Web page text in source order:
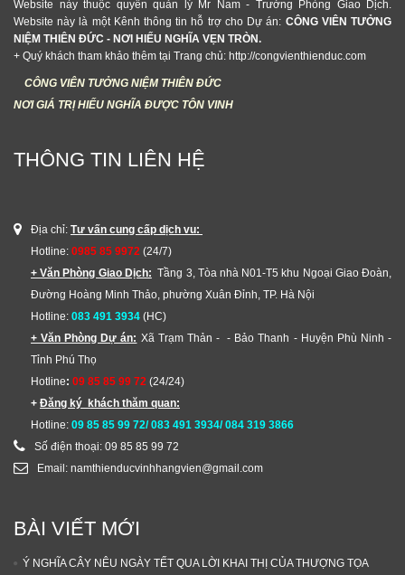
Website này thuộc quyền quản lý Mr Nam - Trưởng Phòng Giao Dịch.
Website này là một Kênh thông tin hỗ trợ cho Dự án: CÔNG VIÊN TƯỞNG
NIỆM THIÊN ĐỨC - NƠI HIẾU NGHĨA VẸN TRÒN.
+ Quý khách tham khảo thêm tại Trang chủ: http://congvienthienduc.com
CÔNG VIÊN TƯỞNG NIỆM THIÊN ĐỨC
NƠI GIÁ TRỊ HIẾU NGHĨA ĐƯỢC TÔN VINH
THÔNG TIN LIÊN HỆ
Địa chỉ: Tư vấn cung cấp dịch vu:
Hotline: 0985 85 9972 (24/7)
+ Văn Phòng Giao Dịch: Tầng 3, Tòa nhà N01-T5 khu Ngoại Giao Đoàn,
Đường Hoàng Minh Thảo, phường Xuân Đỉnh, TP. Hà Nội
Hotline: 083 491 3934 (HC)
+ Văn Phòng Dự án: Xã Trạm Thản - - Bảo Thanh - Huyện Phù Ninh -
Tỉnh Phú Thọ
Hotline: 09 85 85 99 72 (24/24)
+ Đăng ký khách thăm quan:
Hotline: 09 85 85 99 72/ 083 491 3934/ 084 319 3866
Số điện thoại: 09 85 85 99 72
Email: namthienducvinhhangvien@gmail.com
BÀI VIẾT MỚI
Ý NGHĨA CÂY NÊU NGÀY TẾT QUA LỜI KHAI THỊ CỦA THƯỢNG TỌA